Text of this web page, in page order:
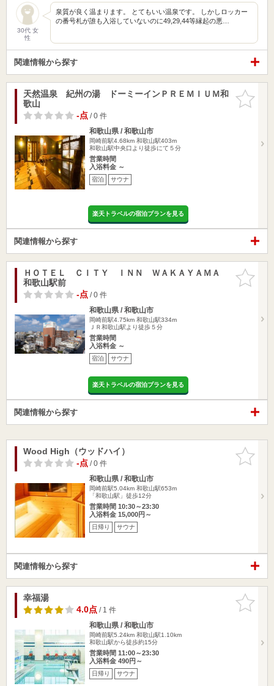
30代 女
性
泉質が良く温まります。 とてもいい温泉です。 しかしロッカー
の番号札が誰も入浴していないのに49,29,44等縁起の悪…
関連情報から探す
お気に入
りに追加
天然温泉 紀州の湯 ドーミーインＰＲＥＭＩＵＭ和
歌山
-点/ 0 件
和歌山県 / 和歌山市
岡崎前駅4.68km 和歌山駅403m
和歌山駅中央口より徒歩にて５分
営業時間
入浴料金 ～
宿泊 サウナ
楽天トラベルの宿泊プランを見る
関連情報から探す
お気に入
りに追加
ＨＯＴＥＬ ＣＩＴＹ ＩＮＮ ＷＡＫＡＹＡＭＡ
和歌山駅前
-点/ 0 件
和歌山県 / 和歌山市
岡崎前駅4.75km 和歌山駅334m
ＪＲ和歌山駅より徒歩５分
営業時間
入浴料金 ～
宿泊 サウナ
楽天トラベルの宿泊プランを見る
関連情報から探す
お気に入
りに追加
Wood High（ウッドハイ）
-点/ 0 件
和歌山県 / 和歌山市
岡崎前駅5.04km 和歌山駅653m
「和歌山駅」徒歩12分
営業時間 10:30～23:30
入浴料金 15,000円～
日帰り サウナ
関連情報から探す
お気に入
りに追加
幸福湯
4.0点/ 1 件
和歌山県 / 和歌山市
岡崎前駅5.24km 和歌山駅1.10km
和歌山駅から徒歩約15分
営業時間 11:00～23:30
入浴料金 490円～
日帰り サウナ